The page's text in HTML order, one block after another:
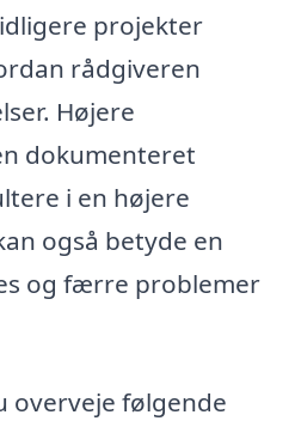
projekter
rådgiveren
Højere
dokumenteret
i en højere
også betyde en
og færre problemer
overveje følgende